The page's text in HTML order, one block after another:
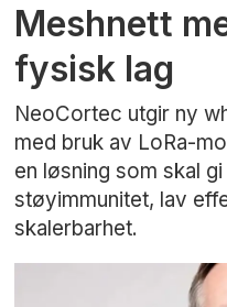
Meshnett
fysisk lag
NeoCortec utgir ny
med bruk av LoRa-
en løsning som skal
støyimmunitet, lav
skalerbarhet.